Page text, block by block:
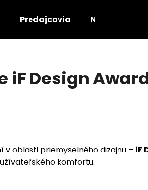
Predajcovia Novinky
Design
v oblasti priemyselného dizajnu – iF
komfortu.